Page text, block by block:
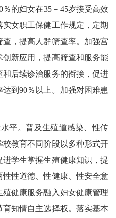
％的妇女在35－45岁接受高效
女职工保健工作规定，定期
，提高人群筛查率。加强宫
新应用，提高筛查和服务能
后续诊治服务的衔接，促进
达到90％ 以上。加强对困难患
平。普及生殖道感染、性传
教育不同阶段以多种形式开
学生掌握生殖健康知识，提
性道德、性健康、性安全意
健康服务融入妇女健康管理
知情自主选择权。落实基本